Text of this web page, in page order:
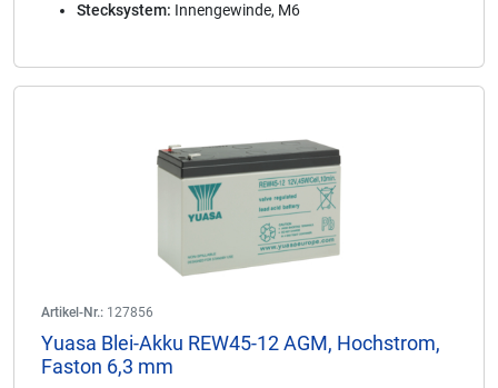
Stecksystem: Innengewinde, M6
Artikel-Nr.: 127856
Yuasa Blei-Akku REW45-12 AGM, Hochstrom,
Faston 6,3 mm